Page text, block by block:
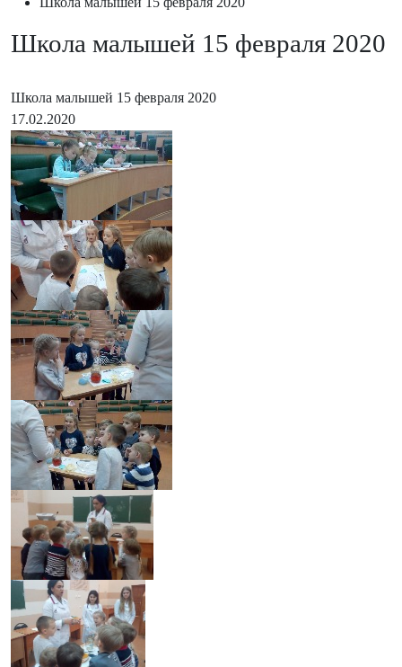
Школа малышей 15 февраля 2020
Школа малышей 15 февраля 2020
17.02.2020